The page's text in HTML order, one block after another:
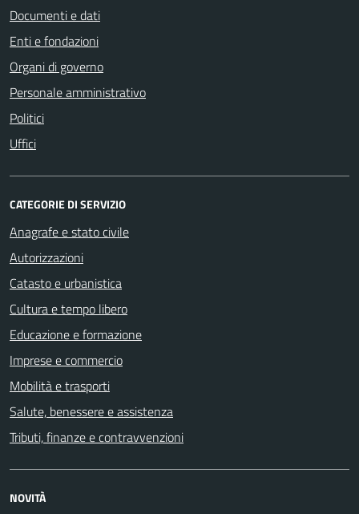
Documenti e dati
Enti e fondazioni
Organi di governo
Personale amministrativo
Politici
Uffici
CATEGORIE DI SERVIZIO
Anagrafe e stato civile
Autorizzazioni
Catasto e urbanistica
Cultura e tempo libero
Educazione e formazione
Imprese e commercio
Mobilità e trasporti
Salute, benessere e assistenza
Tributi, finanze e contravvenzioni
NOVITÀ